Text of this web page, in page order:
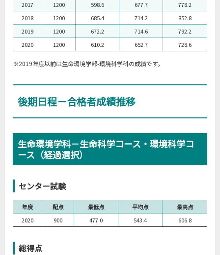
2017
1200 598.6 677.7
778.2
2018
1200 685.4 714.2
852.8
2019
1200 672.2 714.6
792.2
2020
1200 610.2 652.7 728.6
※2019年度以前は生命環境学部-環境科学科の成績です。
後期日程－合格者成績推移
生命環境学科－生命科学コース・環境科学コ
ース（経過選択）
センター試験
年度 配点 最低点 平均点
最高点
2020
900 477.0 543.4 606.8
総得点